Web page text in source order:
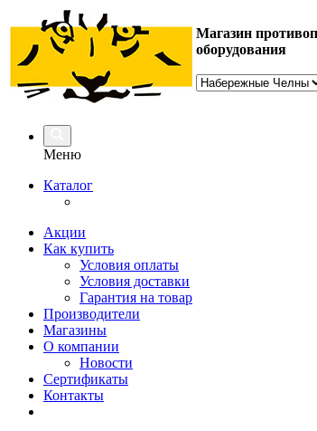
Магазин
оборудования
Меню
Каталог
Акции
Как купить
Условия оплаты
Условия доставки
Гарантия на товар
Производители
Магазины
О компании
Новости
Сертификаты
Контакты